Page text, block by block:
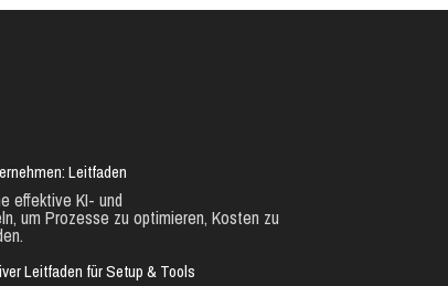
Leitfaden
effektive KI- und
um Prozesse zu optimieren, Kosten zu
Leitfaden für Setup & Tools